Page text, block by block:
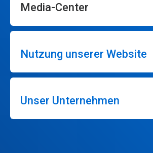
Media-Center
Nutzung unserer Website
Unser Unternehmen